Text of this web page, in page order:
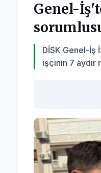
Genel-
DİSK Genel-İş
işçinin 7 aydır